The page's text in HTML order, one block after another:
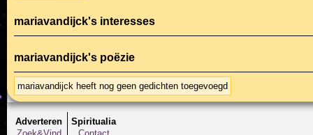
mariavandijck's interesses
mariavandijck's poëzie
mariavandijck heeft nog geen gedichten toegevoegd
Adverteren
Spiritualia